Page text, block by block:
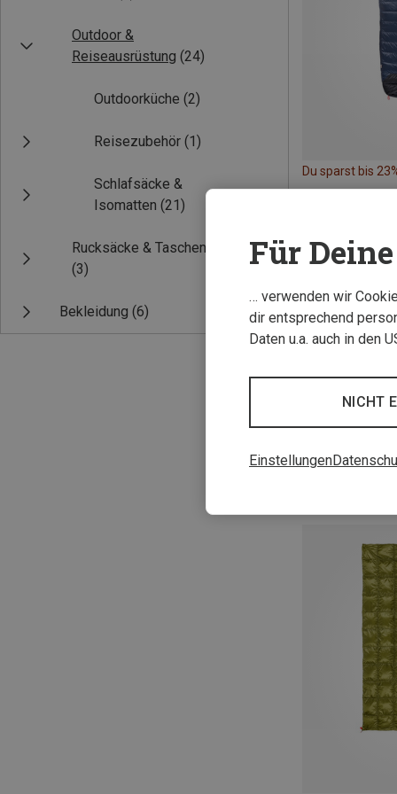
Outdoor &
Reiseausrüstung (24)
Outdoorküche (2)
Reisezubehör (1)
Schlafsäcke &
Isomatten (21)
Rucksäcke & Taschen
(3)
Bekleidung (6)
Du sparst bis
Für
… verwenden wir
dir entsprechend
Daten u.a. auch in den
NICHT
Einstellungen